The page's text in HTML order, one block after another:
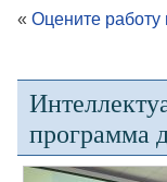
«Оцените работу
программа